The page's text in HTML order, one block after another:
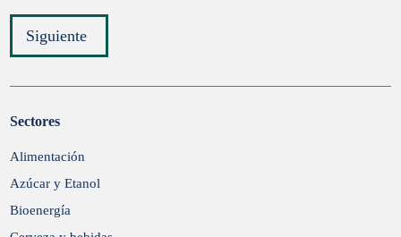
Siguiente
Enviar
Sectores
Alimentación
Azúcar y Etanol
Bioenergía